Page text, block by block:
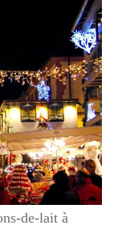
de-lait à